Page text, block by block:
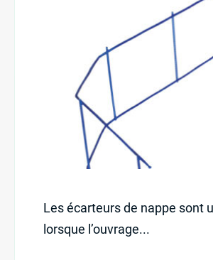
Les écarteurs de nappe sont
lorsque l’ouvrage...
Demander un devis
L’entreprise
Nos activités
St-Martin : 04 78 48
St-Laurent : 04 72 31
Contact